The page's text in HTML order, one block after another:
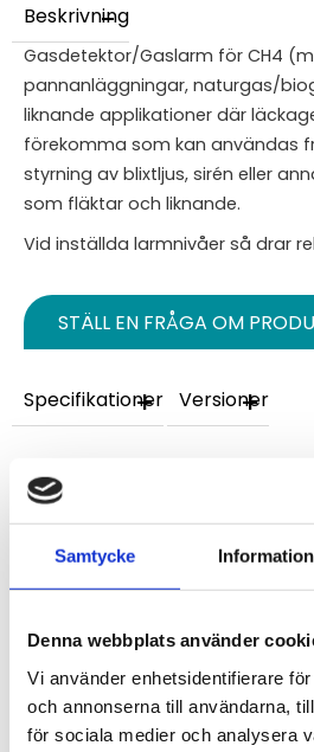
Samtycke Information
Denna webbplats använder
Vi använder enhetsidentifierare
och annonserna till användarna,
för sociala medier och analysera
Beskrivning
Gasdetektor/Gaslarm för CH4
pannanläggningar, naturgas/
liknande applikationer där
förekomma som kan användas
styrning av blixtljus, sirén eller
som fläktar och liknande.
Vid inställda larmnivåer så drar
STÄLL EN FRÅGA OM
Specifikationer Versioner
Omdömen